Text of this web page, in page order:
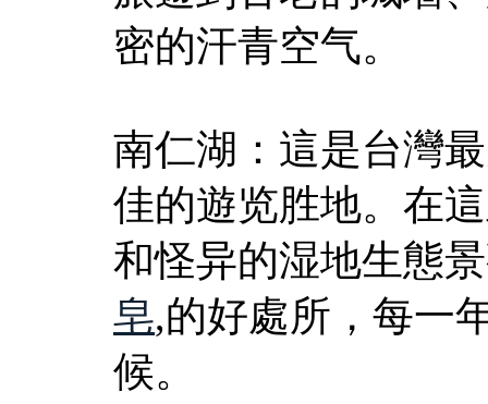
密的汗青空气。
南仁湖：這是台灣
佳的遊览胜地。在
和怪异的湿地生態
皂,的好處所，每一
候。